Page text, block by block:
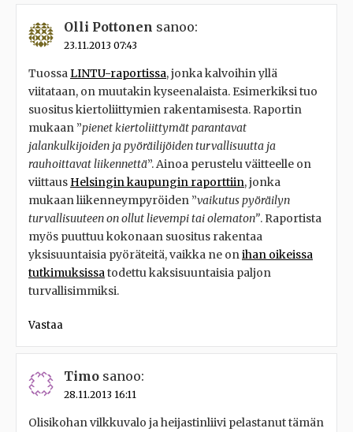
Olli Pottonen sanoo:
23.11.2013 07:43
TuossaLINTU-raportissa, jonka kalvoihin yllä
viitataan, on muutakin kyseenalaista. Esimerkiksi tuo
suositus kiertoliittymien rakentamisesta. Raportin
mukaan ”pienet kiertoliittymät parantavat
jalankulkijoiden ja pyöräilijöiden turvallisuutta ja
rauhoittavat liikennettä”. Ainoa perustelu väitteelle on
viittaus Helsingin kaupungin raporttiin, jonka
mukaan liikenneympyröiden ”vaikutus pyöräilyn
turvallisuuteen on ollut lievempi tai olematon”. Raportista
myös puuttuu kokonaan suositus rakentaa
yksisuuntaisia pyöräteitä, vaikka ne onihan oikeissa
tutkimuksissatodettu kaksisuuntaisia paljon
turvallisimmiksi.
Vastaa
Timo sanoo:
28.11.2013 16:11
Olisikohan vilkkuvalo ja heijastinliivi pelastanut tämän